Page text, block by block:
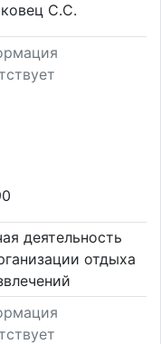
С.С.
деятельность
отдыха